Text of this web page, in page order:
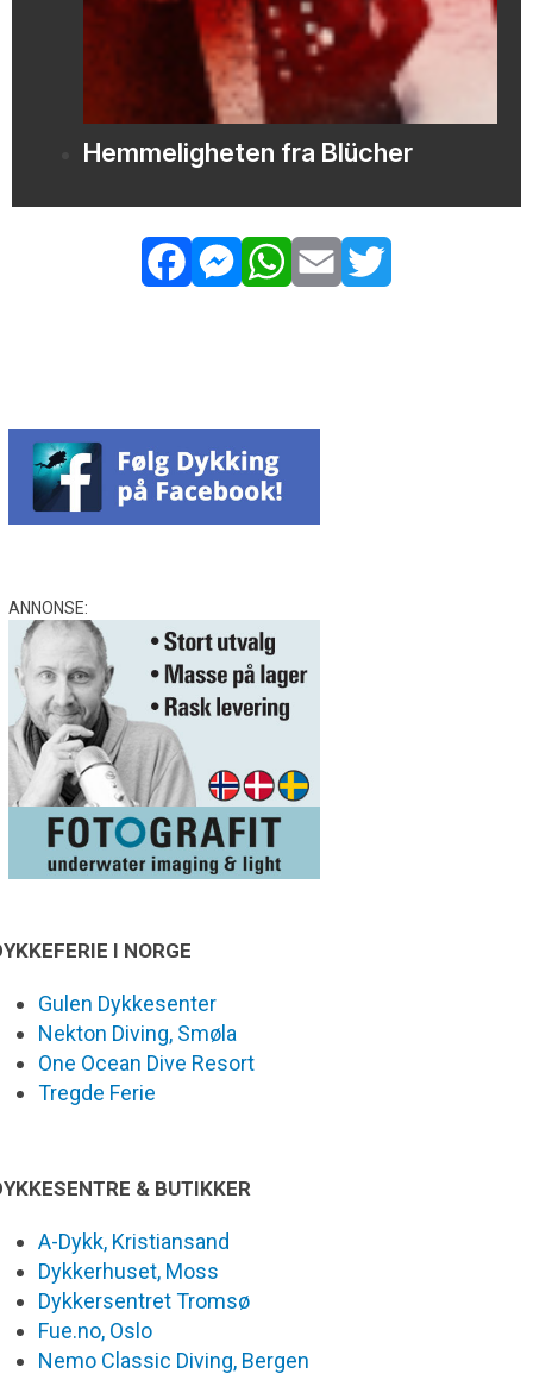
Hemmeligheten fra Blücher
ANNONSE:
I NORGE
Gulen Dykkesenter
Nekton Diving, Smøla
One Ocean Dive Resort
Tregde Ferie
& BUTIKKER
A-Dykk, Kristiansand
Dykkerhuset, Moss
Dykkersentret Tromsø
Fue.no, Oslo
Nemo Classic Diving, Bergen